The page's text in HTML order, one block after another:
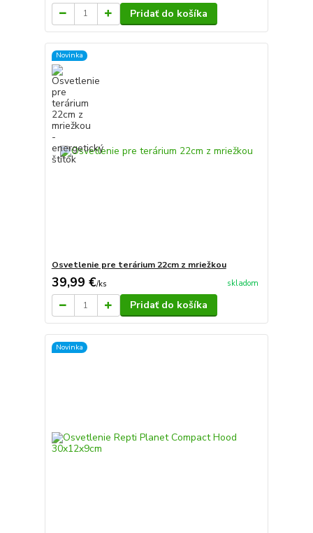
Pridať do košíka
Novinka
Osvetlenie pre terárium 22cm z mriežkou
39,99 €/ks skladom
Pridať do košíka
Novinka